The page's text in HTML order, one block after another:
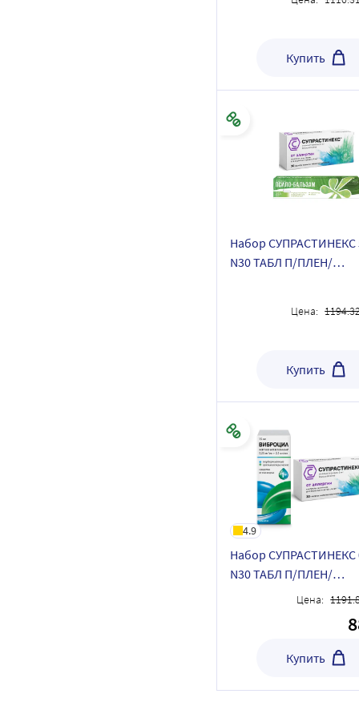
Купить
Набор СУПРАСТИНЕКС
N30 ТАБЛ П/ПЛЕН/
Цена:
Купить
4.9
Набор СУПРАСТИНЕКС
N30 ТАБЛ П/ПЛЕН/
ОБОЛОЧ+Виброцил
доз) флакон спрей
Цена:
Купить